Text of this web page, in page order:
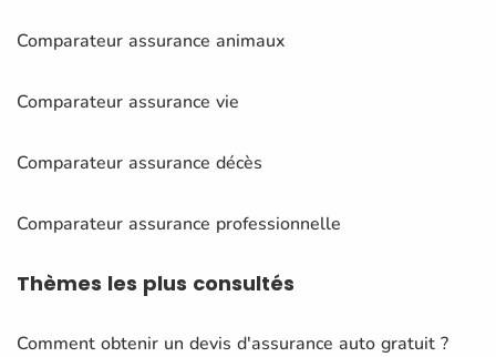
Comparateur assurance animaux
Comparateur assurance vie
Comparateur assurance décès
Comparateur assurance professionnelle
Thèmes les plus consultés
Comment obtenir un devis d'assurance auto gratuit ?